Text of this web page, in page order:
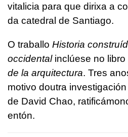
vitalicia para que dirixa a
da catedral de Santiago.
O traballo Historia
occidentalinclúese no libro
de la arquitectura. Tres
motivo doutra
de David Chao,
entón.